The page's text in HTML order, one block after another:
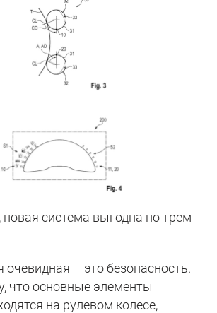
система выгодна по трем
– это безопасность.
что основные элементы
на рулевом колесе,